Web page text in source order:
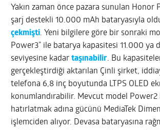
Yakın zaman önce pazara sunulan Honor
şarj destekli 10.000 mAh bataryasıyla
çekmişti. Yeni bilgilere göre bir sonraki
Power3” ile batarya kapasitesi 11.000 ya
seviyesine kadartaşınabilir. Bu
gerçekleştirdiği aktarılan Çinli şirket,
telefona 6,8 inç boyutunda LTPS OLED
konumlandırabilir. Mevcut model Power2
hatırlatmak adına gücünü MediaTek
işlemciden alıyor. Devasa bataryasına